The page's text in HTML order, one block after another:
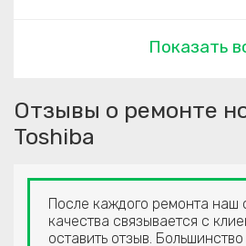
Показать
Отзывы о ремонте
Toshiba
После каждого ремонта наш
качества связывается с
оставить отзыв.